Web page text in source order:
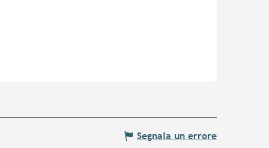
Segnala un errore